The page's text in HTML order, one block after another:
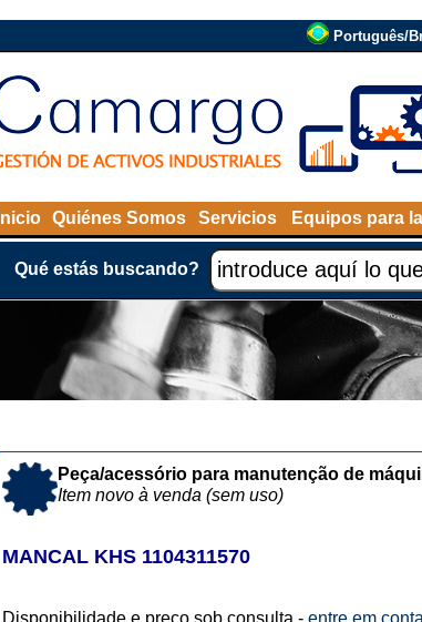
Português/
Inicio Quiénes Somos Servicios Equipos para
Qué estás buscando?
Peça/acessório para manutenção de
Item novo à venda (sem uso)
MANCAL KHS 1104311570
Disponibilidade e preço sob consulta - entre em